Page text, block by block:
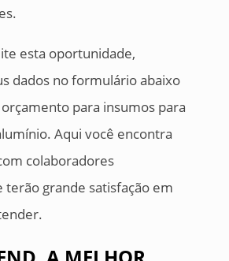
esta oportunidade,
dados no formulário abaixo
para insumos para
Aqui você encontra
colaboradores
terão grande satisfação em